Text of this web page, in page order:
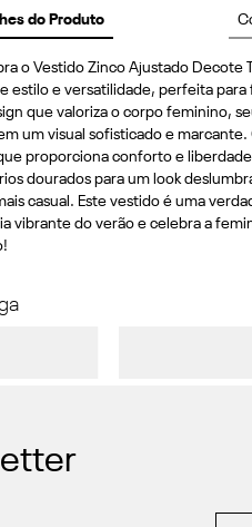
do Produto
o Vestido Zinco Ajustado Decote
estilo e versatilidade, perfeita para
que valoriza o corpo feminino,
um visual sofisticado e
proporciona conforto e
dourados para um look
casual. Este vestido é uma
vibrante do verão e celebra a